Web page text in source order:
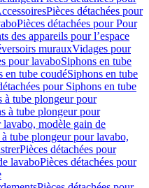
Pièces détachées pour
Pièces détachées pour Pour
des appareils pour l’espace
murauxVidages pour
pour lavaboSiphons en tube
en tube coudéSiphons en tube
pour Siphons en tube
à tube plongeur pour
à tube plongeur pour
modèle gain de
tube plongeur pour lavabo,
Pièces détachées pour
lavaboPièces détachées pour